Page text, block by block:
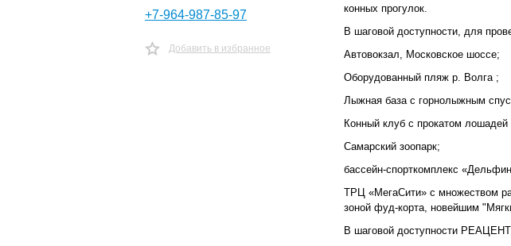
+7-964-987-85-97
Добавить в избранное
конных прогулок.
В шаговой доступности, для
Автовокзал, Московское шоссе;
Оборудованный пляж р. Волга ;
Лыжная база с горнолыжным
Конный клуб с прокатом лошадей
Самарский зоопарк;
бассейн-спорткомплекс
ТРЦ «МегаСити» с множеством
зоной фуд-корта, новейшим
В шаговой доступности